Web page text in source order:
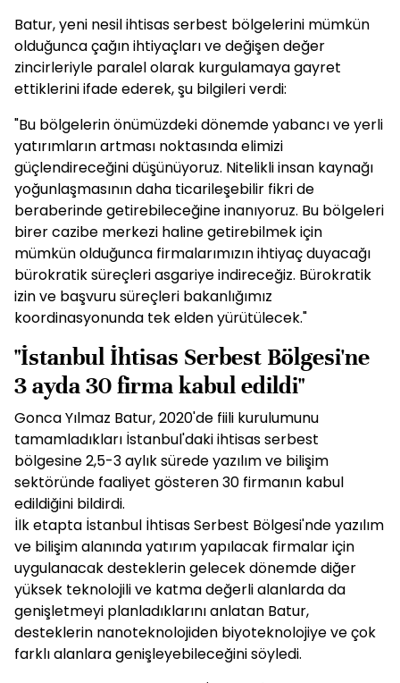
Batur, yeni nesil ihtisas serbest bölgelerini mümkün
olduğunca çağın ihtiyaçları ve değişen değer
zincirleriyle paralel olarak kurgulamaya gayret
ettiklerini ifade ederek, şu bilgileri verdi:
"Bu bölgelerin önümüzdeki dönemde yabancı ve yerli
yatırımların artması noktasında elimizi
güçlendireceğini düşünüyoruz. Nitelikli insan kaynağı
yoğunlaşmasının daha ticarileşebilir fikri de
beraberinde getirebileceğine inanıyoruz. Bu bölgeleri
birer cazibe merkezi haline getirebilmek için
mümkün olduğunca firmalarımızın ihtiyaç duyacağı
bürokratik süreçleri asgariye indireceğiz. Bürokratik
izin ve başvuru süreçleri bakanlığımız
koordinasyonunda tek elden yürütülecek."
"İstanbul İhtisas Serbest Bölgesi'ne
3 ayda 30 firma kabul edildi"
Gonca Yılmaz Batur, 2020'de fiili kurulumunu
tamamladıkları İstanbul'daki ihtisas serbest
bölgesine 2,5-3 aylık sürede yazılım ve bilişim
sektöründe faaliyet gösteren 30 firmanın kabul
edildiğini bildirdi.
İlk etapta İstanbul İhtisas Serbest Bölgesi'nde yazılım
ve bilişim alanında yatırım yapılacak firmalar için
uygulanacak desteklerin gelecek dönemde diğer
yüksek teknolojili ve katma değerli alanlarda da
genişletmeyi planladıklarını anlatan Batur,
desteklerin nanoteknolojiden biyoteknolojiye ve çok
farklı alanlara genişleyebileceğini söyledi.